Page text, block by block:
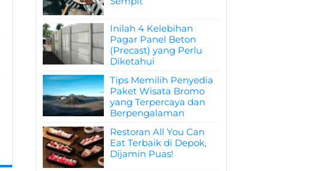
Inilah 4 Kelebihan
Pagar Panel Beton
(Precast) yang Perlu
Diketahui
Tips Memilih Penyedia
Paket Wisata Bromo
yang Terpercaya dan
Berpengalaman
Restoran All You Can
Eat Terbaik di Depok,
Dijamin Puas!